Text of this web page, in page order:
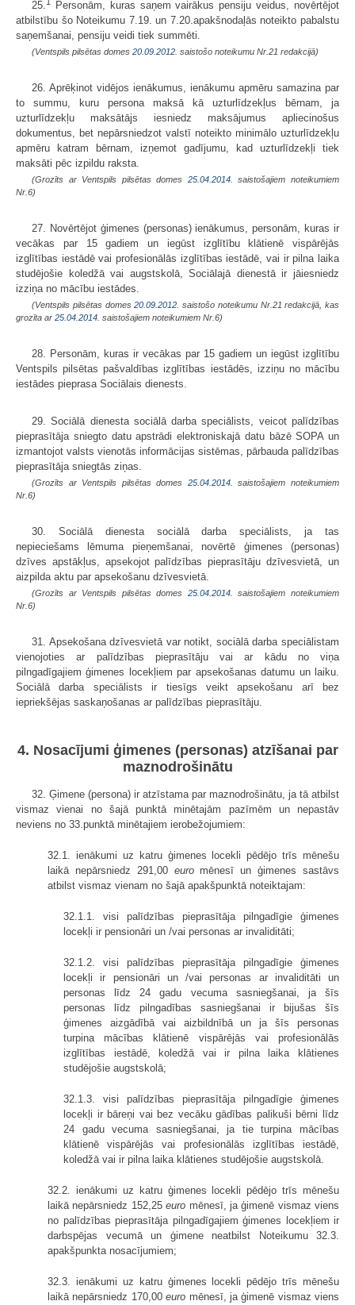
25.
Personām, kuras saņem vairākus pensiju veidus, novērtējot
atbilstību šo Noteikumu 7.19. un 7.20.apakšnodaļās noteikto pabalstu
saņemšanai, pensiju veidi tiek summēti.
(Ventspils pilsētas domes 20.09.2012. saistošo noteikumu Nr.21 redakcijā)
26. Aprēķinot vidējos ienākumus, ienākumu apmēru samazina par
to summu, kuru persona maksā kā uzturlīdzekļus bērnam, ja
uzturlīdzekļu maksātājs iesniedz maksājumus apliecinošus
dokumentus, bet nepārsniedzot valstī noteikto minimālo uzturlīdzekļu
apmēru katram bērnam, izņemot gadījumu, kad uzturlīdzekļi tiek
maksāti pēc izpildu raksta.
(Grozīts ar Ventspils pilsētas domes 25.04.2014. saistošajiem noteikumiem
Nr.6)
27. Novērtējot ģimenes (personas) ienākumus, personām, kuras ir
vecākas par 15 gadiem un iegūst izglītību klātienē vispārējās
izglītības iestādē vai profesionālās izglītības iestādē, vai ir pilna laika
studējošie koledžā vai augstskolā, Sociālajā dienestā ir jāiesniedz
izziņa no mācību iestādes.
(Ventspils pilsētas domes20.09.2012. saistošo noteikumu Nr.21 redakcijā, kas
grozīta ar 25.04.2014. saistošajiem noteikumiem Nr.6)
28. Personām, kuras ir vecākas par 15 gadiem un iegūst izglītību
Ventspils pilsētas pašvaldības izglītības iestādēs, izziņu no mācību
iestādes pieprasa Sociālais dienests.
29. Sociālā dienesta sociālā darba speciālists, veicot palīdzības
pieprasītāja sniegto datu apstrādi elektroniskajā datu bāzē SOPA un
izmantojot valsts vienotās informācijas sistēmas, pārbauda palīdzības
pieprasītāja sniegtās ziņas.
(Grozīts ar Ventspils pilsētas domes 25.04.2014. saistošajiem noteikumiem
Nr.6)
30. Sociālā dienesta sociālā darba speciālists, ja tas
nepieciešams lēmuma pieņemšanai, novērtē ģimenes (personas)
dzīves apstākļus, apsekojot palīdzības pieprasītāju dzīvesvietā, un
aizpilda aktu par apsekošanu dzīvesvietā.
(Grozīts ar Ventspils pilsētas domes 25.04.2014. saistošajiem noteikumiem
Nr.6)
31. Apsekošana dzīvesvietā var notikt, sociālā darba speciālistam
vienojoties ar palīdzības pieprasītāju vai ar kādu no viņa
pilngadīgajiem ģimenes locekļiem par apsekošanas datumu un laiku.
Sociālā darba speciālists ir tiesīgs veikt apsekošanu arī bez
iepriekšējas saskaņošanas ar palīdzības pieprasītāju.
4. Nosacījumi ģimenes (personas) atzīšanai par
maznodrošinātu
32. Ģimene (persona) ir atzīstama par maznodrošinātu, ja tā atbilst
vismaz vienai no šajā punktā minētajām pazīmēm un nepastāv
neviens no 33.punktā minētajiem ierobežojumiem:
32.1. ienākumi uz katru ģimenes locekli pēdējo trīs mēnešu
laikā nepārsniedz 291,00 euromēnesī un ģimenes sastāvs
atbilst vismaz vienam no šajā apakšpunktā noteiktajam:
32.1.1. visi palīdzības pieprasītāja pilngadīgie ģimenes
locekļi ir pensionāri un /vai personas ar invaliditāti;
32.1.2. visi palīdzības pieprasītāja pilngadīgie ģimenes
locekļi ir pensionāri un /vai personas ar invaliditāti un
personas līdz 24 gadu vecuma sasniegšanai, ja šīs
personas līdz pilngadības sasniegšanai ir bijušas šīs
ģimenes aizgādībā vai aizbildnībā un ja šīs personas
turpina mācības klātienē vispārējās vai profesionālās
izglītības iestādē, koledžā vai ir pilna laika klātienes
studējošie augstskolā;
32.1.3. visi palīdzības pieprasītāja pilngadīgie ģimenes
locekļi ir bāreņi vai bez vecāku gādības palikuši bērni līdz
24 gadu vecuma sasniegšanai, ja tie turpina mācības
klātienē vispārējās vai profesionālās izglītības iestādē,
koledžā vai ir pilna laika klātienes studējošie augstskolā.
32.2. ienākumi uz katru ģimenes locekli pēdējo trīs mēnešu
laikā nepārsniedz 152,25euro mēnesī, ja ģimenē vismaz viens
no palīdzības pieprasītāja pilngadīgajiem ģimenes locekļiem ir
darbspējas vecumā un ģimene neatbilst Noteikumu 32.3.
apakšpunkta nosacījumiem;
32.3. ienākumi uz katru ģimenes locekli pēdējo trīs mēnešu
laikā nepārsniedz 170,00euro mēnesī, ja ģimenē vismaz viens